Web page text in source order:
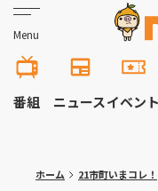
Menu
番組 ニュースイベント
ホーム 21市町いまコレ！